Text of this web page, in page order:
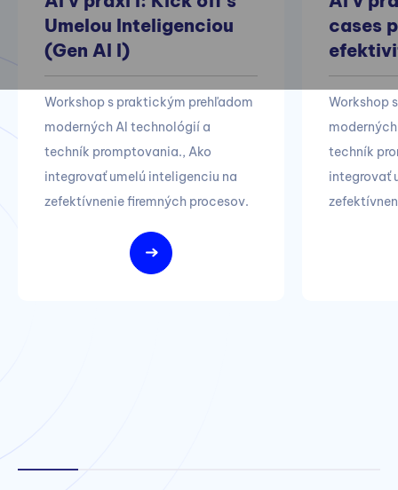
Umelou Inteligenciou
(Gen AI I)
Workshop s praktickým prehľadom
moderných AI technológií a
techník promptovania., Ako
integrovať umelú inteligenciu na
zefektívnenie firemných procesov.
cases
Workshop
techník
integrovať